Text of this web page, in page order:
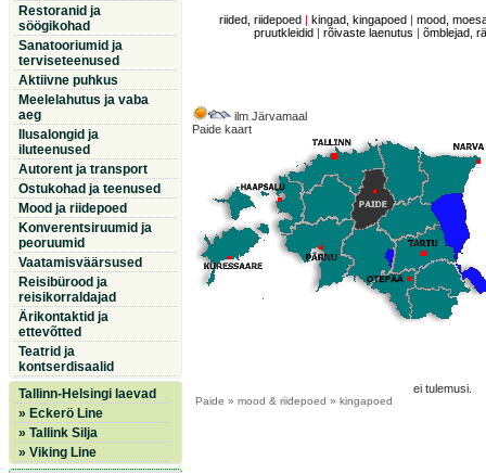
Restoranid ja
söögikohad
Sanatooriumid ja
terviseteenused
Aktiivne puhkus
Meelelahutus ja vaba
aeg
Ilusalongid ja
iluteenused
Autorent ja transport
Ostukohad ja teenused
Mood ja riidepoed
Konverentsiruumid ja
peoruumid
Vaatamisväärsused
Reisibürood ja
reisikorraldajad
Ärikontaktid ja
ettevõtted
Teatrid ja
kontserdisaalid
Tallinn-Helsingi laevad
» Eckerö Line
» Tallink Silja
» Viking Line
riided, riidepoed kingad, kingapoed |mood,
pruutkleidid
rõivaste laenutus õmblejad,
ilm Järvamaal
Paide kaart
ei tulemusi.
Paide » mood & riidepoed » kingapoed